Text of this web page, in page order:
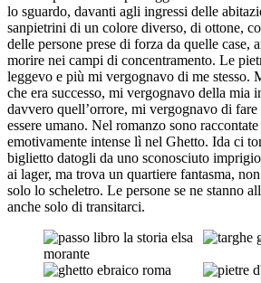
lo sguardo, davanti agli ingressi delle
sanpietrini di un colore diverso, di ottone,
delle persone prese di forza da quelle case,
morire nei campi di concentramento. Le
leggevo e più mi vergognavo di me stesso.
che era successo, mi vergognavo della mia
davvero quell’orrore, mi vergognavo di
essere umano. Nel romanzo sono
emotivamente intense lì nel Ghetto. Ida ci
biglietto datogli da uno sconosciuto
ai lager, ma trova un quartiere fantasma,
solo lo scheletro. Le persone se ne stanno
anche solo di transitarci.